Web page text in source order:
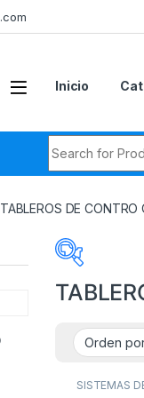
Inicio
DE CONTRO
SISTEMAS